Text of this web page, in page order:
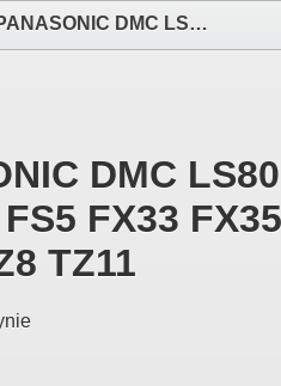
PRO-JEX: LCD PANASONIC DMC LS80 TZ4 FS1 FS3 FS5 FX33 FX35 LZ10 FX36 LZ8 TZ11 elektronika i akcesoria aparatów fotograficznych
DMC LS80
FX33 FX35
TZ11